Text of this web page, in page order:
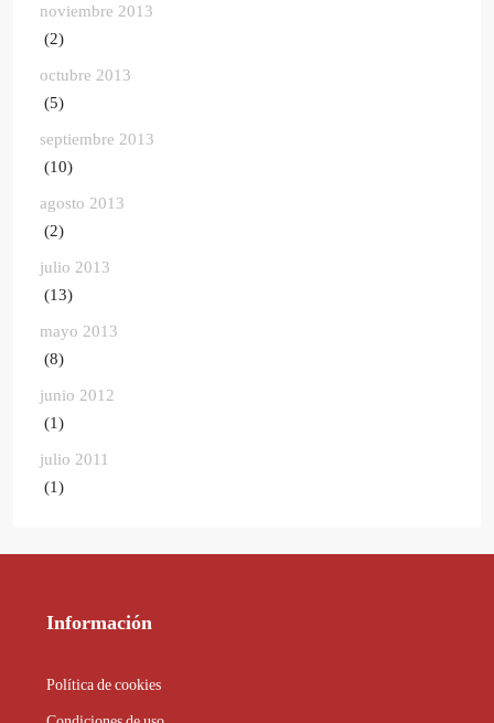
noviembre 2013
(2)
octubre 2013
(5)
septiembre 2013
(10)
agosto 2013
(2)
julio 2013
(13)
mayo 2013
(8)
junio 2012
(1)
julio 2011
(1)
Información
Política de cookies